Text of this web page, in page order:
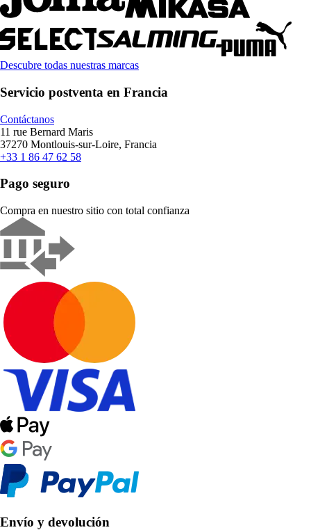
Descubre todas nuestras marcas
Servicio postventa en Francia
Contáctanos
11 rue Bernard Maris
37270 Montlouis-sur-Loire, Francia
+33 1 86 47 62 58
Pago seguro
Compra en nuestro sitio con total confianza
Envío y devolución